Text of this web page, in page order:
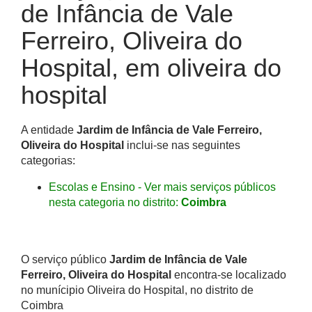
de Infância de Vale
Ferreiro, Oliveira do
Hospital, em oliveira do
hospital
A entidade Jardim de Infância de Vale Ferreiro,
Oliveira do Hospital inclui-se nas seguintes
categorias:
Escolas e Ensino - Ver mais serviços públicos
nesta categoria no distrito: Coimbra
O serviço público Jardim de Infância de Vale
Ferreiro, Oliveira do Hospital encontra-se localizado
no munícipio Oliveira do Hospital, no distrito de
Coimbra